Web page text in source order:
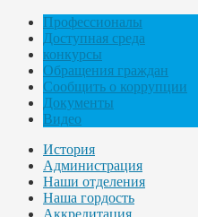
Профессионалы
Доступная среда
конкурсы
Обращения граждан
Сообщить о коррупции
Документы
Видео
История
Администрация
Наши отделения
Наша гордость
Аккредитация